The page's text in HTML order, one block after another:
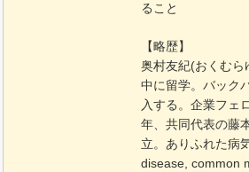
ること
【略歴】
奥村友紀(おくむ
中に留学。バック
入する。企業フェ
年、共同代表の藤
立。ありふれた病
disease, common